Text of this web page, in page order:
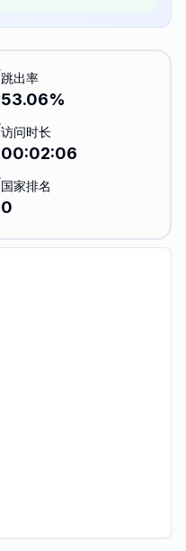
跳出率
53.06%
访问时长
00:02:06
国家排名
0